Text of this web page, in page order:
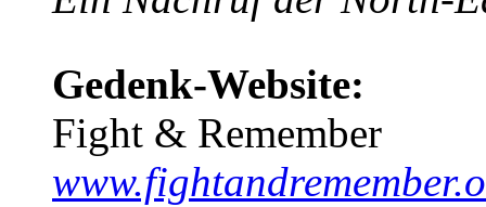
Gedenk-Website:
Fight & Remember